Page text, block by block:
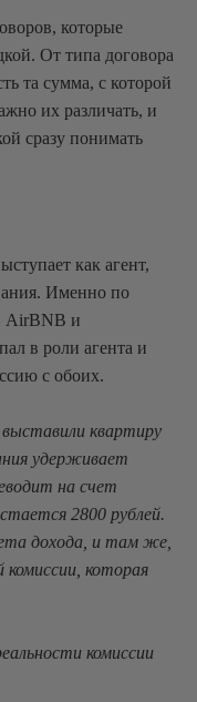
которые
От типа договора
та сумма, с которой
их различать, и
сразу понимать
как агент,
Именно по
AirBNB и
в роли агента и
с обоих.
квартиру
удерживает
на счет
2800 рублей.
дохода, и там же,
комиссии, которая
комиссии